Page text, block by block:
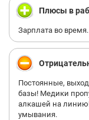
Плюсы в
Зарплата во время.
Постоянные,
базы! Медики
алкашей на
умывания.